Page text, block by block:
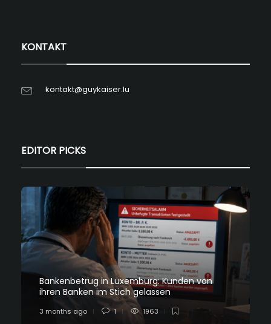
KONTAKT
kontakt@guykaiser.lu
EDITOR PICKS
Bankenbetrug in Luxemburg: Kunden von
ihren Banken im Stich gelassen
3 months ago 1 1963